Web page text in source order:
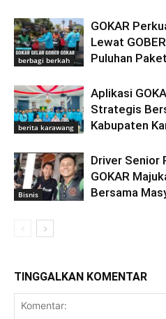
berbagi berkah
GOKAR
Lewat
Puluhan
berita karawang
Aplikasi
Strategis
Kabupaten
Bisnis
Driver Senior
GOKAR
Bersama
TINGGALKAN KOMENTAR